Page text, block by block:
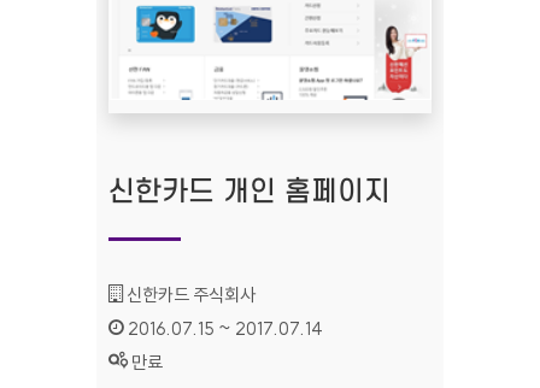
신한카드 개인 홈페이지
기관명 :
신한카드 주식회사
인증기간 :
2016.07.15 ~ 2017.07.14
상태 :
만료